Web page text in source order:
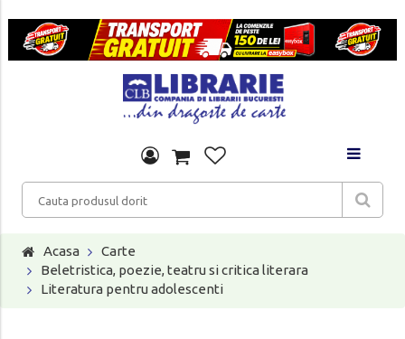
Acasa
Carte
Beletristica, poezie, teatru si critica literara
Literatura pentru adolescenti